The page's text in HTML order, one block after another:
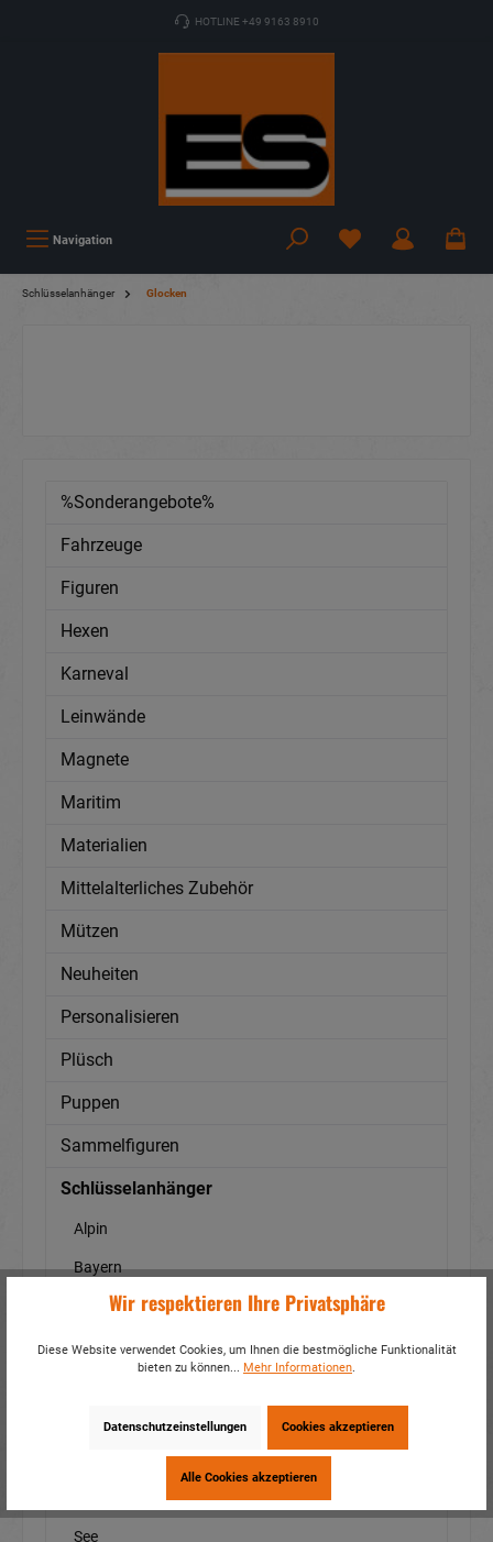
HOTLINE +49 9163 8910
Navigation
Schlüsselanhänger Glocken
%Sonderangebote%
Fahrzeuge
Figuren
Hexen
Karneval
Leinwände
Magnete
Maritim
Materialien
Mittelalterliches Zubehör
Mützen
Neuheiten
Personalisieren
Plüsch
Puppen
Sammelfiguren
Schlüsselanhänger
Alpin
Bayern
Camping
Fahrzeuge
Glocken
See
Wir respektieren Ihre Privatsphäre
Diese Website verwendet Cookies, um Ihnen die bestmögliche Funktionalität
bieten zu können... Mehr Informationen.
Datenschutzeinstellungen Cookies akzeptieren
Alle Cookies akzeptieren